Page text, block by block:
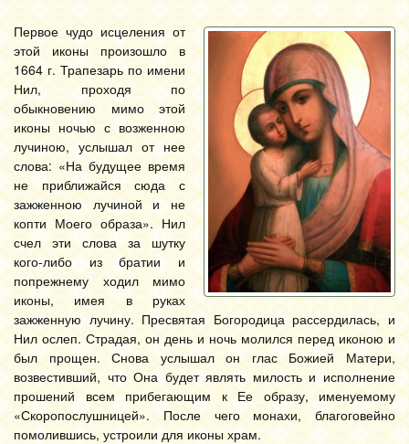
Первое чудо исцеления от
этой иконы произошло в
1664 г. Трапезарь по имени
Нил, проходя по
обыкновению мимо этой
иконы ночью с возженною
лучиною, услышал от нее
слова: «На будущее время
не приближайся сюда с
зажженною лучиной и не
копти Моего образа». Нил
счел эти слова за шутку
кого-либо из братии и
попрежнему ходил мимо
иконы, имея в руках
зажженную лучину. Пресвятая Богородица рассердилась, и
Нил ослеп. Страдая, он день и ночь молился перед иконою и
был прощен. Снова услышал он глас Божией Матери,
возвестивший, что Она будет являть милость и исполнение
прошений всем прибегающим к Ее образу, именуемому
«Скоропослушницей». После чего монахи, благоговейно
помолившись, устроили для иконы храм.